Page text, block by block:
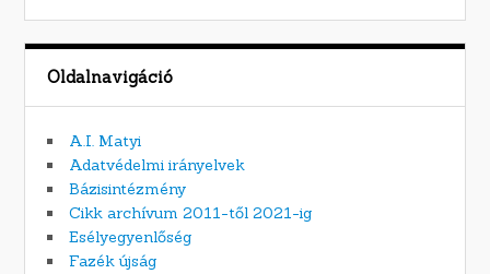
Oldalnavigáció
A.I. Matyi
Adatvédelmi irányelvek
Bázisintézmény
Cikk archívum 2011-től 2021-ig
Esélyegyenlőség
Fazék újság